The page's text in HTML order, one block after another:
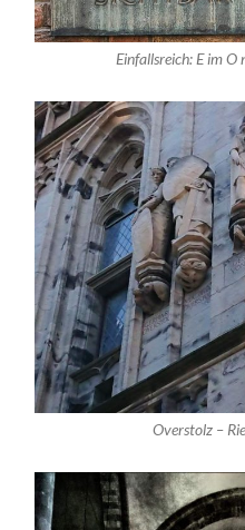
Einfallsreich: E im O
Overstolz –